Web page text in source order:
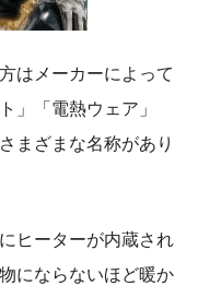
はメーカーによって
」「電熱ウェア」
まざまな名称があり
ヒーターが内蔵され
にならないほど暖か